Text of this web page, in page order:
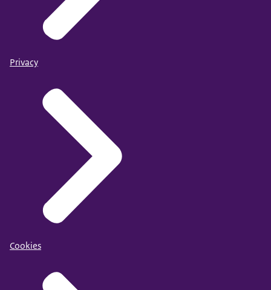
Privacy
Cookies